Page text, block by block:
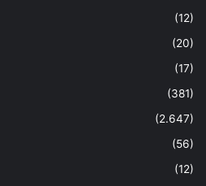
(12)
(20)
(17)
(381)
(2.647)
(56)
(12)